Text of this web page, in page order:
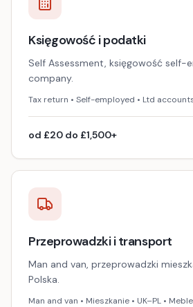
Księgowość i podatki
Self Assessment, księgowość self-
company.
Tax return • Self-employed • Ltd
od £20 do £1,500+
Przeprowadzki i transport
Man and van, przeprowadzki
Polska.
Man and van • Mieszkanie • UK–PL • Meble